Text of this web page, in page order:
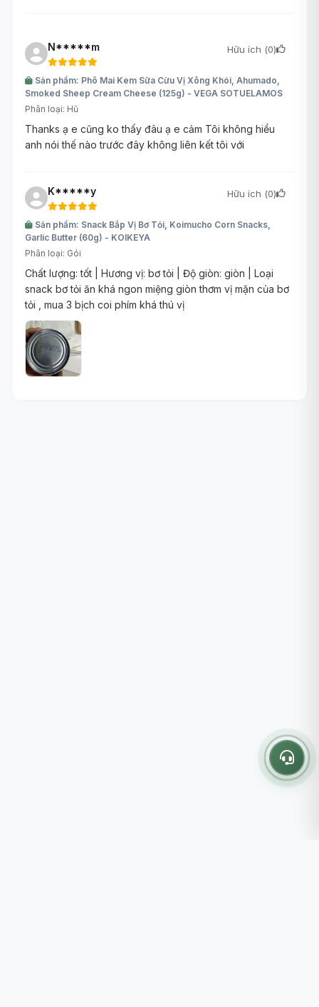
N*****m Hữu ích (0)
Sản phẩm: Phô Mai Kem Sữa Cừu Vị Xông Khói, Ahumado,
Smoked Sheep Cream Cheese (125g) - VEGA SOTUELAMOS
Phân loại: Hũ
Thanks ạ e cũng ko thấy đâu ạ e cảm Tôi không hiểu
anh nói thế nào trước đây không liên kết tôi với
K*****y Hữu ích (0)
Sản phẩm: Snack Bắp Vị Bơ Tỏi, Koimucho Corn Snacks,
Garlic Butter (60g) - KOIKEYA
Phân loại: Gói
Chất lượng: tốt | Hương vị: bơ tỏi | Độ giòn: giòn | Loại
snack bơ tỏi ăn khá ngon miệng giòn thơm vị mặn của bơ
tỏi , mua 3 bịch coi phím khá thú vị